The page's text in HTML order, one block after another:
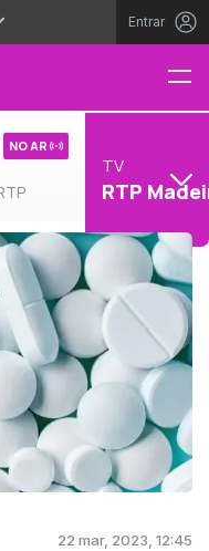
Entrar
NO AR
TV
RTP
22 mar, 2023, 12:45